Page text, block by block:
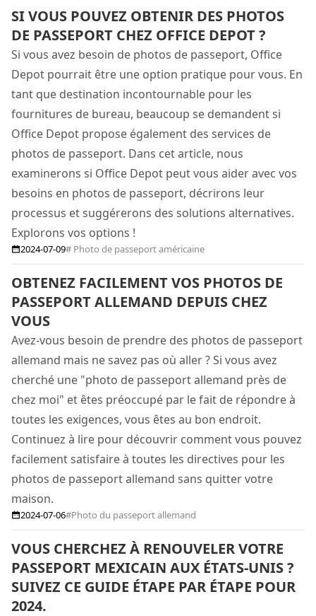
SI VOUS POUVEZ OBTENIR DES PHOTOS
DE PASSEPORT CHEZ OFFICE DEPOT ?
Si vous avez besoin de photos de passeport, Office
Depot pourrait être une option pratique pour vous. En
tant que destination incontournable pour les
fournitures de bureau, beaucoup se demandent si
Office Depot propose également des services de
photos de passeport. Dans cet article, nous
examinerons si Office Depot peut vous aider avec vos
besoins en photos de passeport, décrirons leur
processus et suggérerons des solutions alternatives.
Explorons vos options !
2024-07-09# Photo de passeport américaine
OBTENEZ FACILEMENT VOS PHOTOS DE
PASSEPORT ALLEMAND DEPUIS CHEZ
VOUS
Avez-vous besoin de prendre des photos de passeport
allemand mais ne savez pas où aller ? Si vous avez
cherché une "photo de passeport allemand près de
chez moi" et êtes préoccupé par le fait de répondre à
toutes les exigences, vous êtes au bon endroit.
Continuez à lire pour découvrir comment vous pouvez
facilement satisfaire à toutes les directives pour les
photos de passeport allemand sans quitter votre
maison.
2024-07-06#Photo du passeport allemand
VOUS CHERCHEZ À RENOUVELER VOTRE
PASSEPORT MEXICAIN AUX ÉTATS-UNIS ?
SUIVEZ CE GUIDE ÉTAPE PAR ÉTAPE POUR
2024.